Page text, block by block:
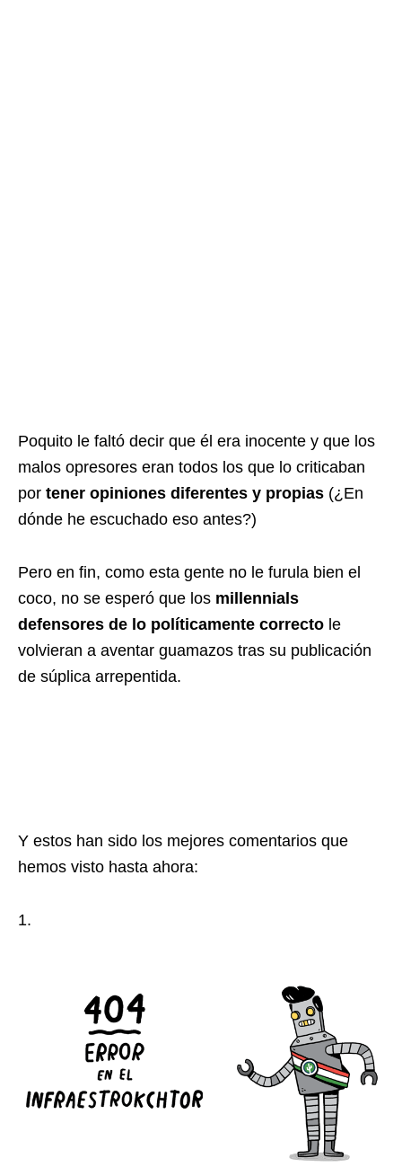
Poquito le faltó decir que él era inocente y que los
malos opresores eran todos los que lo criticaban
por tener opiniones diferentes y propias (¿En
dónde he escuchado eso antes?)
Pero en fin, como esta gente no le furula bien el
coco, no se esperó que los millennials
defensores de lo políticamente correcto le
volvieran a aventar guamazos tras su publicación
de súplica arrepentida.
Y estos han sido los mejores comentarios que
hemos visto hasta ahora:
1.